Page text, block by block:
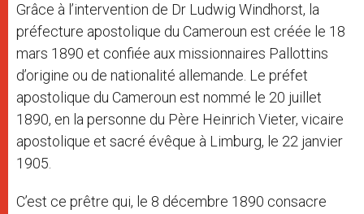
Grâce à l’intervention de Dr Ludwig Windhorst, la
préfecture apostolique du Cameroun est créée le 18
mars 1890 et confiée aux missionnaires Pallottins
d’origine ou de nationalité allemande. Le préfet
apostolique du Cameroun est nommé le 20 juillet
1890, en la personne du Père Heinrich Vieter, vicaire
apostolique et sacré évêque à Limburg, le 22 janvier
1905.
C’est ce prêtre qui, le 8 décembre 1890 consacre